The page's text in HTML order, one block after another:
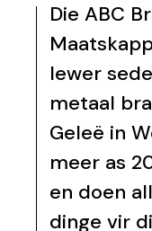
Die ABC
lewer
metaal
Geleë in
meer as
en doen
dinge vir